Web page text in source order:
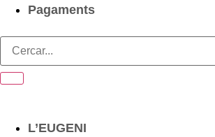
Pagaments
L’EUGENI